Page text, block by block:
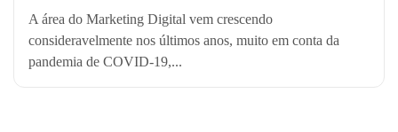
A área do Marketing Digital vem crescendo
consideravelmente nos últimos anos, muito em conta da
pandemia de COVID-19,...